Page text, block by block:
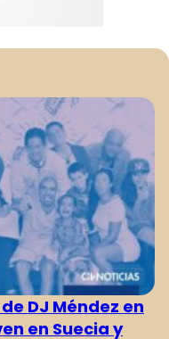
DJ Méndez en
en Suecia y